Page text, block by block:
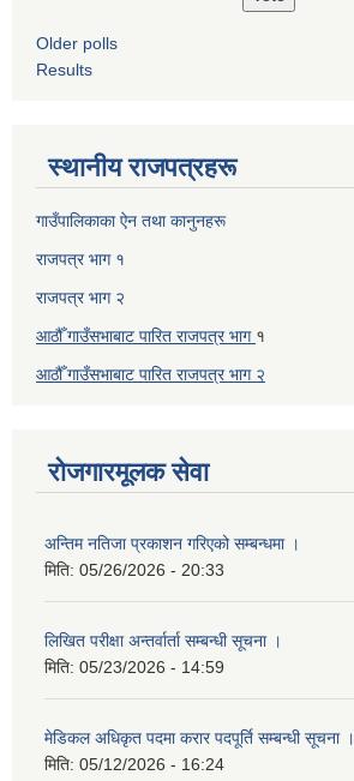
Older polls
Results
स्थानीय राजपत्रहरू
गाउँपालिकाका ऐन तथा कानुनहरू
राजपत्र भाग १
राजपत्र भाग २
आठौँ गाउँसभाबाट पारित राजपत्र भाग १
आठौँ गाउँसभाबाट पारित राजपत्र भाग २
रोजगारमूलक सेवा
अन्तिम नतिजा प्रकाशन गरिएको सम्बन्धमा ।
मिति: 05/26/2026 - 20:33
लिखित परीक्षा अन्तर्वार्ता सम्बन्धी सूचना ।
मिति: 05/23/2026 - 14:59
मेडिकल अधिकृत पदमा करार पदपूर्ति सम्बन्धी सूचना ।
मिति: 05/12/2026 - 16:24